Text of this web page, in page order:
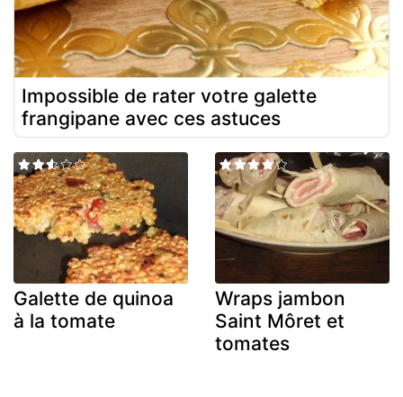
Impossible de rater votre galette
frangipane avec ces astuces
Galette de quinoa
à la tomate
Wraps jambon
Saint Môret et
tomates